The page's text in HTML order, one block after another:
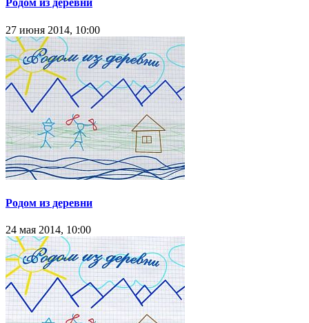
Родом из деревни
27 июня 2014, 10:00
Родом из деревни
24 мая 2014, 10:00